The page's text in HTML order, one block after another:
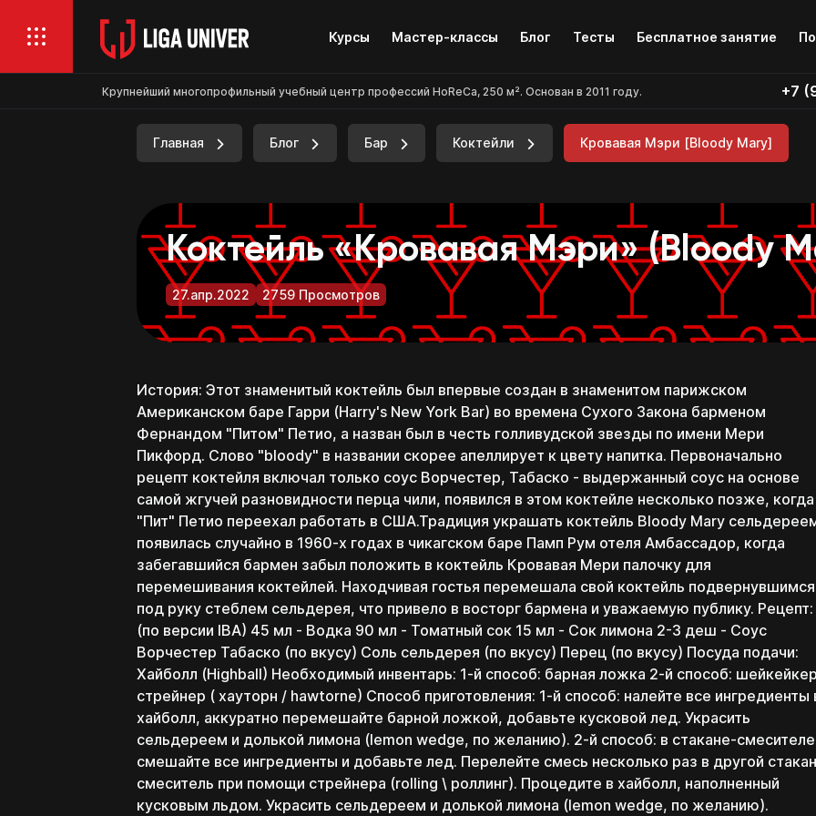
Курсы Мастер-классы Блог Тесты Бесплатное занятие
Крупнейший многопрофильный учебный центр профессий HoReCa, 250 м². Основан в 2011 году. +7
Главная Блог Бар Коктейли Кровавая Мэри [Bloody Mary]
Коктейль «Кровавая Мэри» (Bloody
27.апр.2022 2759 Просмотров
История: Этот знаменитый коктейль был впервые создан в знаменитом парижском
Американском баре Гарри (Harry's New York Bar) во времена Сухого Закона барменом
Фернандом "Питом" Петио, а назван был в честь голливудской звезды по имени Мери
Пикфорд. Слово "bloody" в названии скорее апеллирует к цвету напитка. Первоначально
рецепт коктейля включал только соус Ворчестер, Табаско - выдержанный соус на основе
самой жгучей разновидности перца чили, появился в этом коктейле несколько позже, когда
"Пит" Петио переехал работать в США.Традиция украшать коктейль Bloody Mary
появилась случайно в 1960-х годах в чикагском баре Памп Рум отеля Амбассадор, когда
забегавшийся бармен забыл положить в коктейль Кровавая Мери палочку для
перемешивания коктейлей. Находчивая гостья перемешала свой коктейль подвернувшимся
под руку стеблем сельдерея, что привело в восторг бармена и уважаемую публику. Рецепт:
(по версии IBA) 45 мл - Водка 90 мл - Томатный сок 15 мл - Сок лимона 2-3 деш - Соус
Ворчестер Табаско (по вкусу) Соль сельдерея (по вкусу) Перец (по вкусу) Посуда подачи:
Хайболл (Highball) Необходимый инвентарь: 1-й способ: барная ложка 2-й способ:
стрейнер ( хауторн / hawtorne) Способ приготовления: 1-й способ: налейте все ингредиенты
хайболл, аккуратно перемешайте барной ложкой, добавьте кусковой лед. Украсить
сельдереем и долькой лимона (lemon wedge, по желанию). 2-й способ: в стакане-смесителе
смешайте все ингредиенты и добавьте лед. Перелейте смесь несколько раз в другой
смеситель при помощи стрейнера (rolling \ роллинг). Процедите в хайболл, наполненный
кусковым льдом. Украсить сельдереем и долькой лимона (lemon wedge, по желанию).
Связаться с нами
Перезвоним в течение 15 минут
*пн-пт с 11:00 до 20:00
платите потом!
Проценты платим мы!
каких
конкретно знаний тебе
Поэтому дарим
Которые помогут
тебе, даже если ты
будешь обучаться не у
нас
Скачать
Которые помогут
тебе, даже если ты
будешь обучаться не у
нас
Которые помогут
Которые помогут